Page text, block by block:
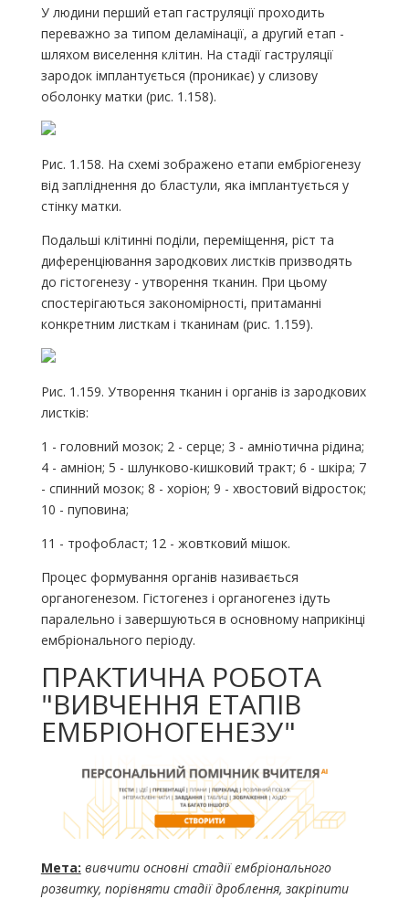
У людини перший етап гаструляції проходить
переважно за типом деламінації, а другий етап -
шляхом виселення клітин. На стадії гаструляції
зародок імплантується (проникає) у слизову
оболонку матки (рис. 1.158).
Рис. 1.158. На схемі зображено етапи ембріогенезу
від запліднення до бластули, яка імплантується у
стінку матки.
Подальші клітинні поділи, переміщення, ріст та
диференціювання зародкових листків призводять
до гістогенезу - утворення тканин. При цьому
спостерігаються закономірності, притаманні
конкретним листкам і тканинам (рис. 1.159).
Рис. 1.159. Утворення тканин і органів із зародкових
листків:
1 - головний мозок; 2 - серце; 3 - амніотична рідина;
4 - амніон; 5 - шлунково-кишковий тракт; 6 - шкіра; 7
- спинний мозок; 8 - хоріон; 9 - хвостовий відросток;
10 - пуповина;
11 - трофобласт; 12 - жовтковий мішок.
Процес формування органів називається
органогенезом. Гістогенез і органогенез ідуть
паралельно і завершуються в основному наприкінці
ембріонального періоду.
ПРАКТИЧНА РОБОТА
"ВИВЧЕННЯ ЕТАПІВ
ЕМБРІОНОГЕНЕЗУ"
Мета: вивчити основні стадії ембріонального
розвитку, порівняти стадії дроблення, закріпити